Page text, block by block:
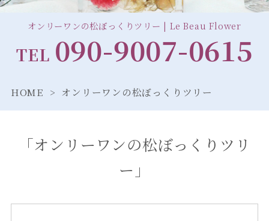
オンリーワンの松ぼっくりツリー | Le Beau Flower
TEL 090-9007-0615
HOME オンリーワンの松ぼっくりツリー
「オンリーワンの松ぼっくりツリ
ー」